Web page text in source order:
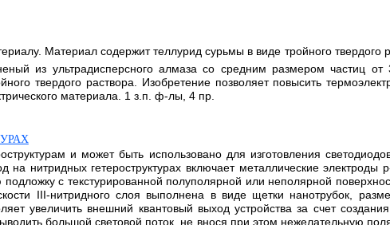
Материал содержит теллурид сурьмы в виде тройного твердого
из ультрадисперсного алмаза со средним размером частиц
твердого раствора. Изобретение позволяет повысить
материала. 1 з.п. ф-лы, 4 пр.
и может быть использовано для изготовления
нитридных гетероструктурах включает металлические электроды
с текстурированной полуполярной или неполярной
III-нитридного слоя выполнена в виде щетки нанотрубок,
увеличить внешний квантовый выход устройства за счет
большой световой поток, не внося при этом нежелательную